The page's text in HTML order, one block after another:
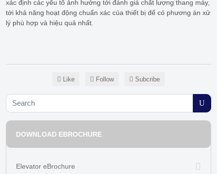
xác định các yếu tố ảnh hưởng tới đánh giá chất lượng thang máy,
tới khả năng hoạt động chuẩn xác của thiết bị để có phương án xử
lý phù hợp và hiệu quả nhất.
Like Follow Subcribe
DOWNLOAD EBROCHURE
Elevator eBrochure